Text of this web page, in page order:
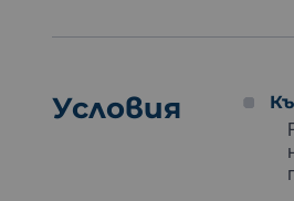
А за тези, които имат още
каньона, докато той се
плуване във водопади.
Условия